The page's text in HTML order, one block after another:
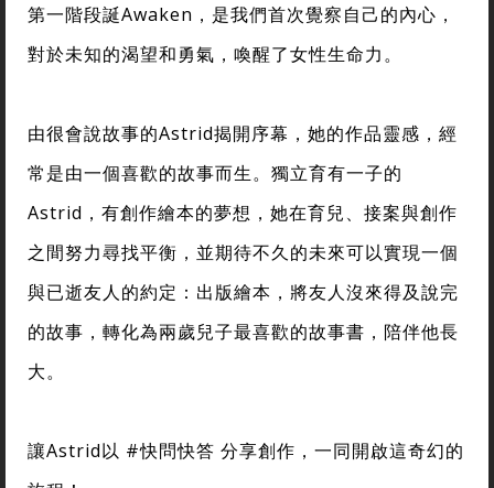
第一階段誕Awaken，是我們首次覺察自己的內心，
對於未知的渴望和勇氣，喚醒了女性生命力。
由很會說故事的Astrid揭開序幕，她的作品靈感，經
常是由一個喜歡的故事而生。獨立育有一子的
Astrid，有創作繪本的夢想，她在育兒、接案與創作
之間努力尋找平衡，並期待不久的未來可以實現一個
與已逝友人的約定：出版繪本，將友人沒來得及說完
的故事，轉化為兩歲兒子最喜歡的故事書，陪伴他長
大。
讓Astrid以 #快問快答 分享創作，一同開啟這奇幻的